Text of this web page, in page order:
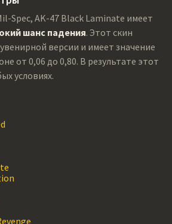
Spec, AK-47 Black Laminate имеет
шанс падения. Этот скин
версии и имеет значение
от 0,06 до 0,80. В результате этот
условиях.